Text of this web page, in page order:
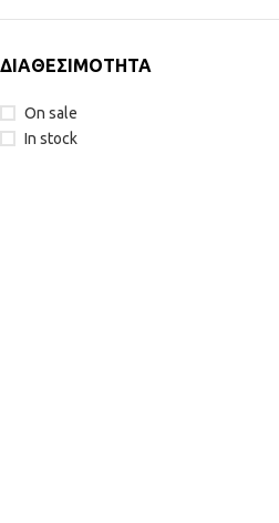
ΔΙΑΘΕΣΙΜΟΤΗΤΑ
On sale
In stock